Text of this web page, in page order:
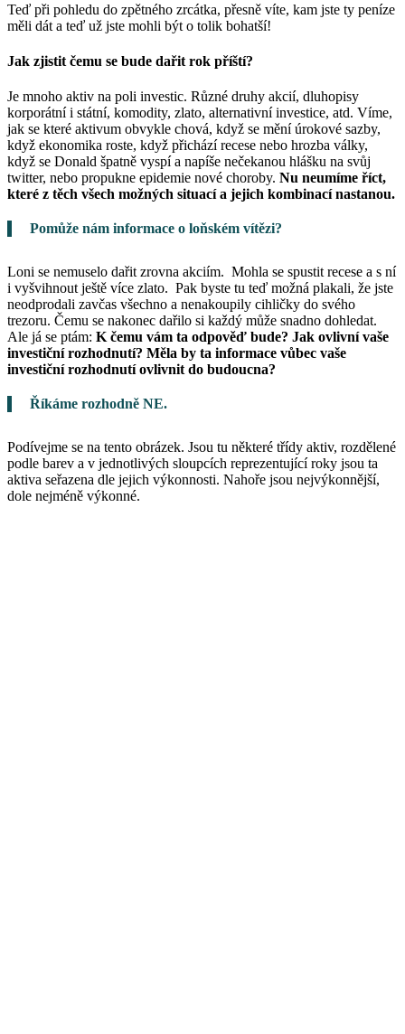
Teď při pohledu do zpětného zrcátka, přesně víte, kam jste ty peníze
měli dát a teď už jste mohli být o tolik bohatší!
Jak zjistit čemu se bude dařit rok příští?
Je mnoho aktiv na poli investic. Různé druhy akcií, dluhopisy
korporátní i státní, komodity, zlato, alternativní investice, atd. Víme,
jak se které aktivum obvykle chová, když se mění úrokové sazby,
když ekonomika roste, když přichází recese nebo hrozba války,
když se Donald špatně vyspí a napíše nečekanou hlášku na svůj
twitter, nebo propukne epidemie nové choroby. Nu neumíme říct,
které z těch všech možných situací a jejich kombinací nastanou.
Pomůže nám informace o loňském vítězi?
Loni se nemuselo dařit zrovna akciím. Mohla se spustit recese a s ní
i vyšvihnout ještě více zlato. Pak byste tu teď možná plakali, že jste
neodprodali zavčas všechno a nenakoupily cihličky do svého
trezoru. Čemu se nakonec dařilo si každý může snadno dohledat.
Ale já se ptám: K čemu vám ta odpověď bude? Jak ovlivní vaše
investiční rozhodnutí? Měla by ta informace vůbec vaše
investiční rozhodnutí ovlivnit do budoucna?
Říkáme rozhodně NE.
Podívejme se na tento obrázek. Jsou tu některé třídy aktiv, rozdělené
podle barev a v jednotlivých sloupcích reprezentující roky jsou ta
aktiva seřazena dle jejich výkonnosti. Nahoře jsou nejvýkonnější,
dole nejméně výkonné.